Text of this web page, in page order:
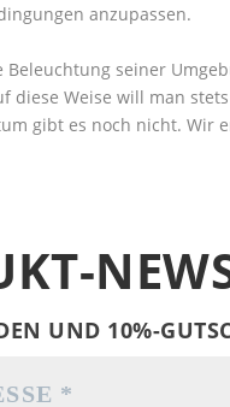
anzupassen.
Beleuchtung seiner
diese Weise will man
gibt es noch nicht. Wir
UND 10%-